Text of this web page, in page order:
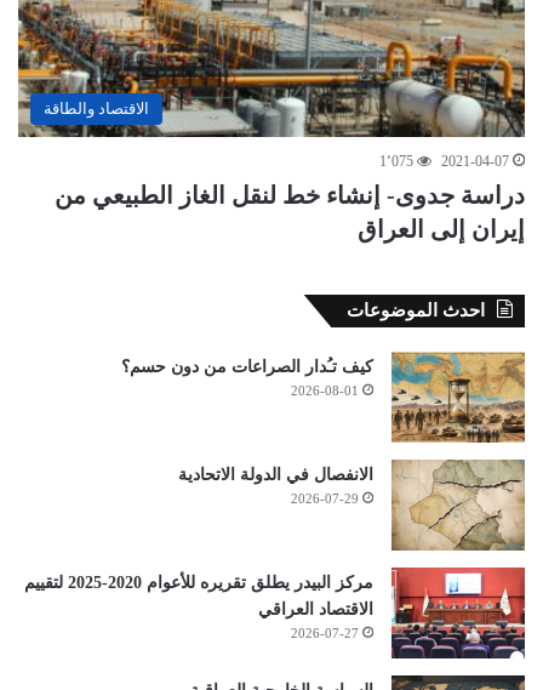
الاقتصاد والطاقة
2021-04-07 1٬075
دراسة جدوى- إنشاء خط لنقل الغاز الطبيعي من
إيران إلى العراق
احدث الموضوعات
كيف تـُدار الصراعات من دون حسم؟
2026-08-01
الانفصال في الدولة الاتحادية
2026-07-29
مركز البيدر يطلق تقريره للأعوام 2020-2025 لتقييم
الاقتصاد العراقي
2026-07-27